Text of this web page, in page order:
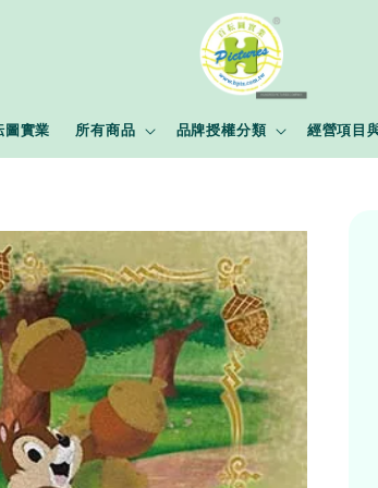
圖實業 所有商品 品牌授權分類 經營項目